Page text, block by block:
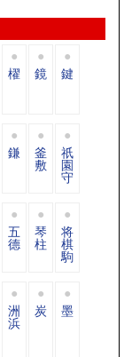
櫂 鏡 鍵
鎌 釜
敷
祇
園
守
五
德
琴
柱
将
棋
駒
洲
浜
炭 墨